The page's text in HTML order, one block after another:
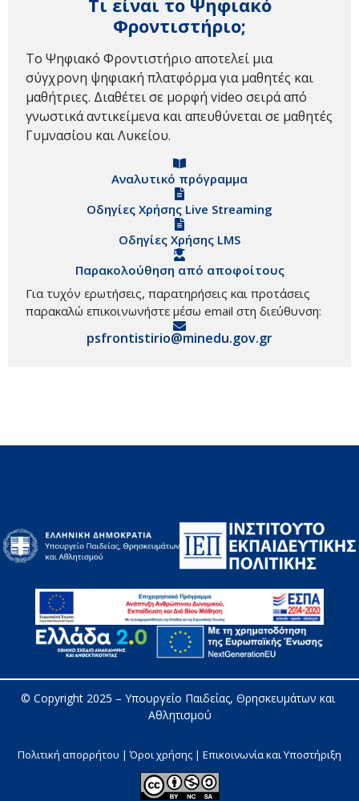
Τι είναι το Ψηφιακό
Φροντιστήριο;
Το Ψηφιακό Φροντιστήριο αποτελεί μια
σύγχρονη ψηφιακή πλατφόρμα για μαθητές και
μαθήτριες. Διαθέτει σε μορφή video σειρά από
γνωστικά αντικείμενα και απευθύνεται σε μαθητές
Γυμνασίου και Λυκείου.
Αναλυτικό πρόγραμμα
Οδηγίες Χρήσης Live Streaming
Οδηγίες Χρήσης LMS
Παρακολούθηση από αποφοίτους
Για τυχόν ερωτήσεις, παρατηρήσεις και προτάσεις
παρακαλώ επικοινωνήστε μέσω email στη διεύθυνση:
psfrontistirio@minedu.gov.gr
© Copyright 2025 – Υπουργείο Παιδείας, Θρησκευμάτων και
Αθλητισμού
Πολιτική απορρήτου | Όροι χρήσης | Επικοινωνία και Υποστήριξη